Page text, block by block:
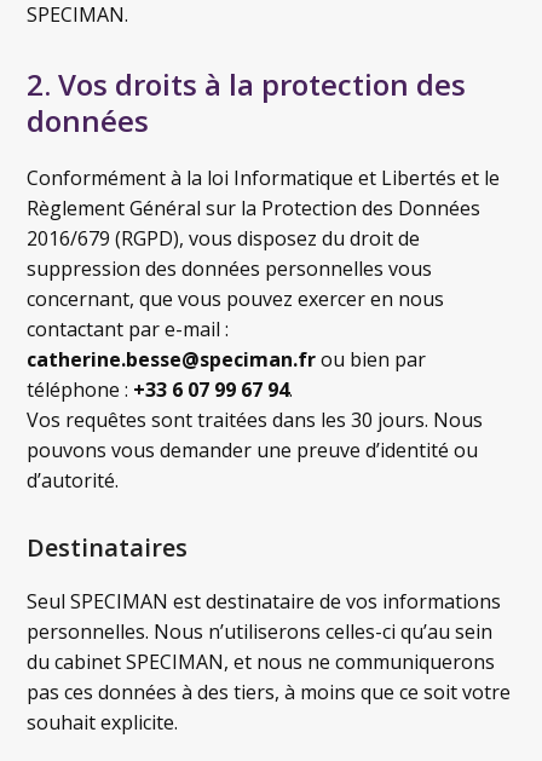
SPECIMAN.
2. Vos droits à la protection des
données
Conformément à la loi Informatique et Libertés et le
Règlement Général sur la Protection des Données
2016/679 (RGPD), vous disposez du droit de
suppression des données personnelles vous
concernant, que vous pouvez exercer en nous
contactant par e-mail :
catherine.besse@speciman.frou bien par
téléphone : +33 6 07 99 67 94.
Vos requêtes sont traitées dans les 30 jours. Nous
pouvons vous demander une preuve d’identité ou
d’autorité.
Destinataires
Seul SPECIMAN est destinataire de vos informations
personnelles. Nous n’utiliserons celles-ci qu’au sein
du cabinet SPECIMAN, et nous ne communiquerons
pas ces données à des tiers, à moins que ce soit votre
souhait explicite.